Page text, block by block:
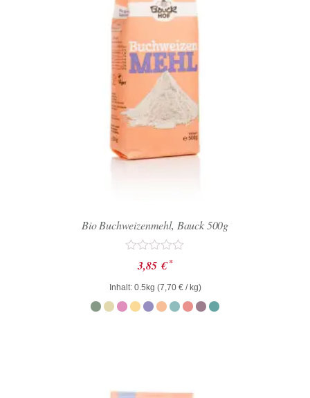
Bio Buchweizenmehl, Bauck 500g
Bewertet
mit
0
von
5
3,85 € *
Inhalt: 0.5kg (7,70 €/ kg)